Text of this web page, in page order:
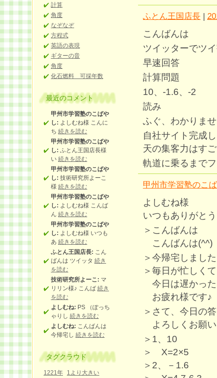
ふとん王国店長 |
こんばんは
ツイッターでツ
早速回答
計算問題
10、-1.6、-2
読み
ふぐ、わかりま
自社サイト完成
天の集客力はす
軌道に乗るまで
甲州市学習塾のこ
よしむね様
いつもありがと
＞こんばんは
こんばんは(^^)
＞今帰宅しまし
＞毎日が忙しく
今日は遅かっ
お疲れ様です♪
＞さて、今日の
よろしくお願
＞1、10
＞ X=2×5
＞2、－1.6
計算
角度
なぞなぞ
方程式
英語の表現
ギターの音
角度
化石燃料 可採年数
最近のコメント
甲州市学習塾のこばや
し: よしむね様 こんに
ち 続きを読む
甲州市学習塾のこばや
し: ふとん王国店長様
い 続きを読む
甲州市学習塾のこばや
し: 技術研究所よーこ
様 続きを読む
甲州市学習塾のこばや
し: よしむね様 こんば
ん 続きを読む
甲州市学習塾のこばや
し: よしむね様 いつも
あ 続きを読む
ふとん王国店長: こん
ばんは ツイッタ 続き
を読む
技術研究所よーこ: マ
リリン様♪ こんば 続き
を読む
よしむね: PS （ぽっち
ゃりし 続きを読む
よしむね: こんばんは
今帰宅し 続きを読む
タグクラウド
1221年
1より大きい